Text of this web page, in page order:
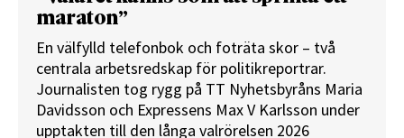
maraton”
En välfylld telefonbok och foträta skor – två
centrala arbetsredskap för politikreportrar.
Journalisten tog rygg på TT Nyhetsbyråns Maria
Davidsson och Expressens Max V Karlsson under
upptakten till den långa valrörelsen 2026